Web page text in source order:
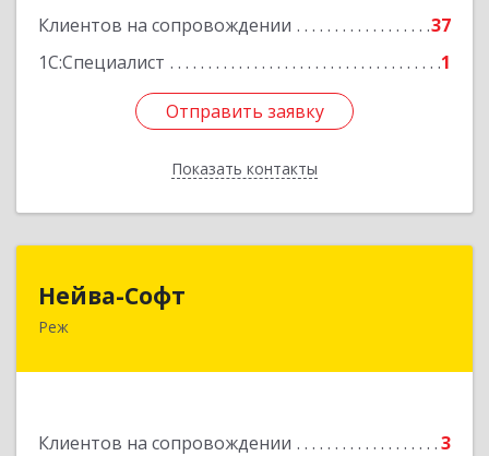
Клиентов на сопровождении
37
1С:Специалист
1
Отправить заявку
Показать контакты
Отправить заявку
Назад
Нейва-Софт
Реж
Клиентов на сопровождении
3
623750, Свердловская обл, Режевской р-н, Реж